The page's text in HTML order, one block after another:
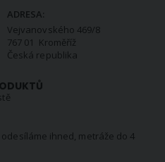
ADRESA:
Vejvanovského 469/8
767 01 Kroměříž
Česká republika
ihned, metráže do 4